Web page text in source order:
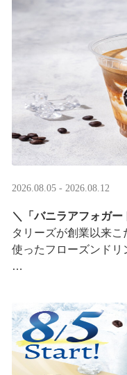
2026.08.05 - 2026.08.12
＼「バニラアフォガ
タリーズが創業以来
使ったフローズンドリ